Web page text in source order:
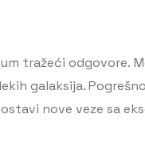
tražeći odgovore.
galaksija.
nove veze sa